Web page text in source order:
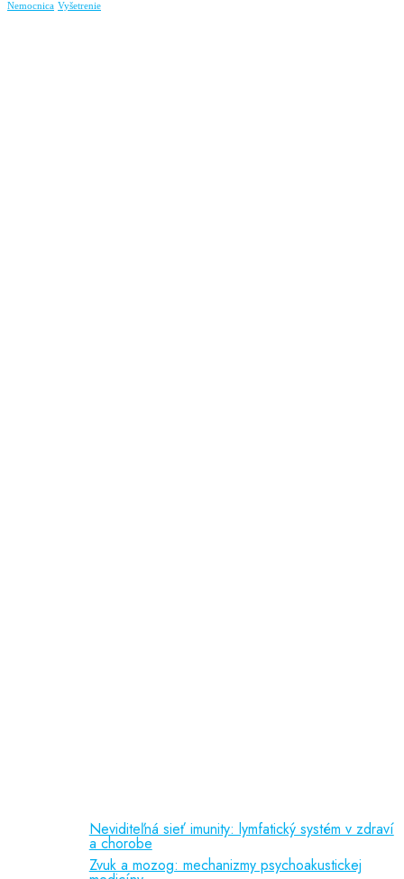
Nemocnica Vyšetrenie
Neviditeľná sieť imunity: lymfatický systém v zdraví
a chorobe
Zvuk a mozog: mechanizmy psychoakustickej